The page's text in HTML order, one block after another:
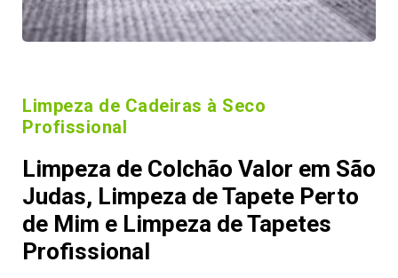
Limpeza de Cadeiras à Seco
Profissional
Limpeza de Colchão Valor em São
Judas, Limpeza de Tapete Perto
de Mim e Limpeza de Tapetes
Profissional